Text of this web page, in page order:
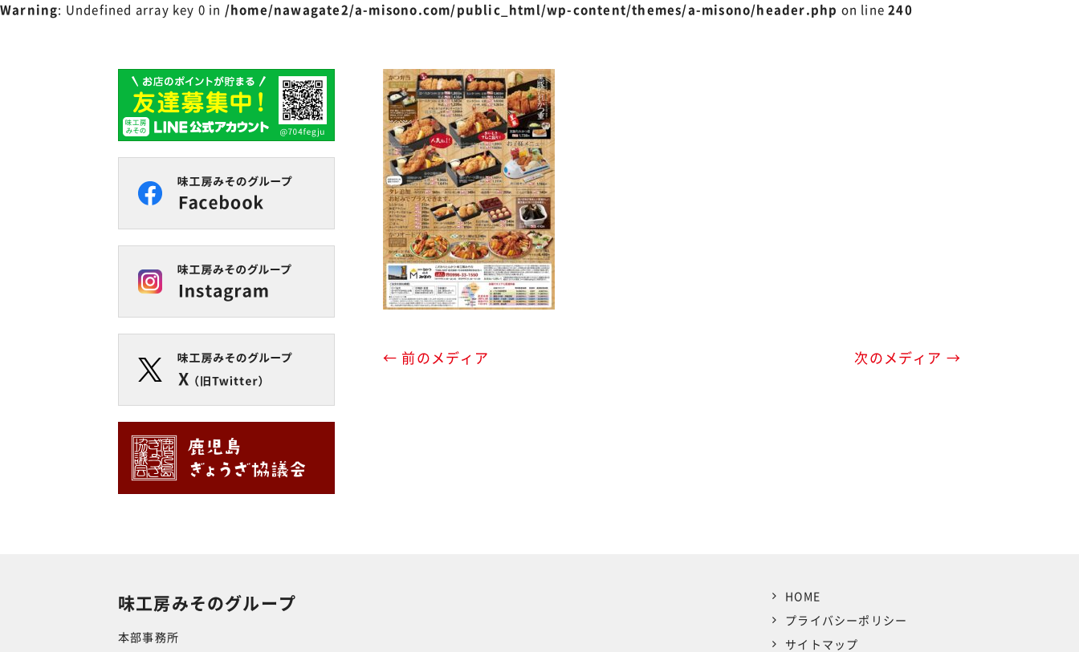
Warning: Undefined array key 0 in /home/nawagate2/a-misono.com/public_html/wp-content/themes/a-misono/header.php on line240
← 前のメディア 次のメディア →
味工房みそのグループ
本部事務所
HOME
プライバシーポリシー
サイトマップ